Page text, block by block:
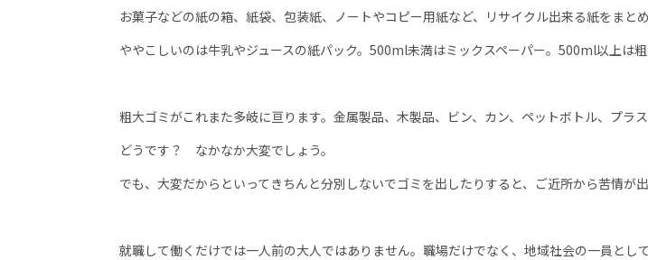
お菓子などの紙の箱、紙袋、包装紙、ノートやコピー用紙など、リサイクル出来る紙をまと
ややこしいのは牛乳やジュースの紙パック。 500ml未満はミックスペーパー。 500ml以上は粗
粗大ゴミがこれまた多岐に亘ります。金属製品、木製品、ビン、カン、ペットボトル、プラ
どうです？ なかなか大変でしょう。
でも、大変だからといってきちんと分別しないでゴミを出したりすると、ご近所から苦情が出
就職して働くだけでは一人前の大人ではありません。職場だけでなく、地域社会の一員とし